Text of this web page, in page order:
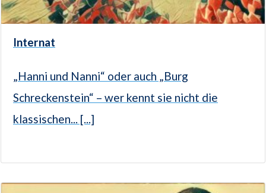
Internat
„Hanni und Nanni“ oder auch „Burg
Schreckenstein“ – wer kennt sie nicht die
klassischen... [...]